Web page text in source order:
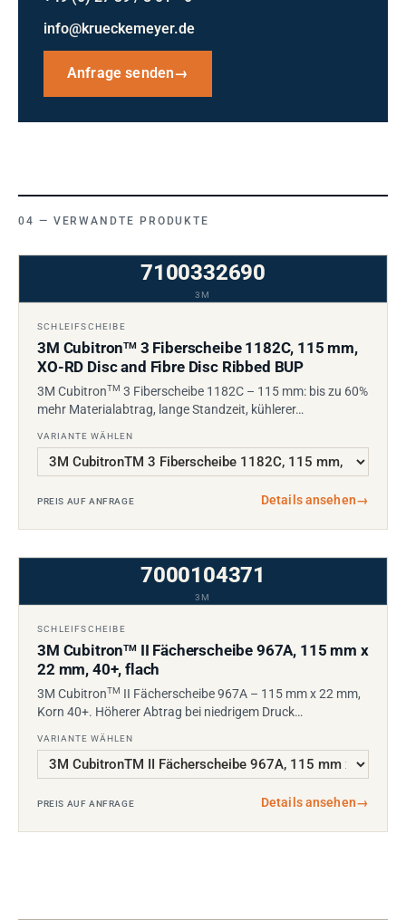
info@krueckemeyer.de
Anfrage senden→
VERWANDTE PRODUKTE
7100332690
3M
SCHLEIFSCHEIBE
3M CubitronTM3 Fiberscheibe 1182C, 115 mm,
XO-RD Disc and Fibre Disc Ribbed BUP
3M CubitronTM 3 Fiberscheibe 1182C – 115 mm: bis zu 60%
mehr Materialabtrag, lange Standzeit, kühlerer…
VARIANTE WÄHLEN
PREIS AUF ANFRAGE Details ansehen→
7000104371
3M
SCHLEIFSCHEIBE
3M CubitronTMII Fächerscheibe 967A, 115 mm x
22 mm, 40+, flach
3M CubitronTM II Fächerscheibe 967A – 115 mm x 22 mm,
Korn 40+. Höherer Abtrag bei niedrigem Druck…
VARIANTE WÄHLEN
PREIS AUF ANFRAGE Details ansehen→